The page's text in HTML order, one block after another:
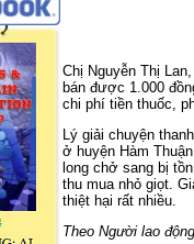
Chị Nguyễn Thị
bán được 1.000
chi phí tiền thuốc,
Lý giải chuyện
ở huyện Hàm
long chở sang bị
thu mua nhỏ giọt.
thiệt hại rất nhiều.
Theo Người lao